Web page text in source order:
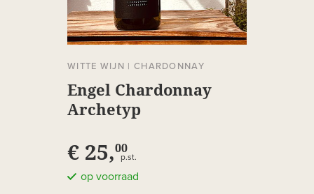
WITTE WIJN | CHARDONNAY
Engel Chardonnay
Archetyp
€ 25,00
p.st.
op voorraad